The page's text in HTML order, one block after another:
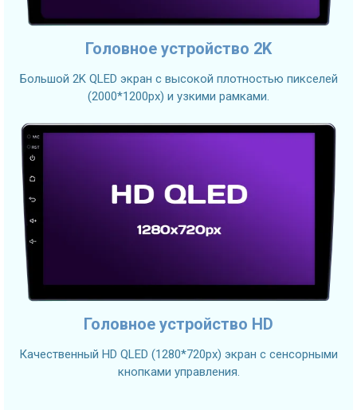
Головное устройство 2K
Большой 2K QLED экран с высокой плотностью пикселей
(2000*1200px) и узкими рамками.
Головное устройство HD
Качественный HD QLED (1280*720px) экран с сенсорными
кнопками управления.